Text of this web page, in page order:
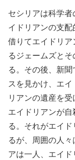
セシリアは科学
イドリアンの支
借りてエイドリ
るジェームズと
る。その後、新
スを見かけ、エ
リアンの遺産を受
エイドリアンが自
る。それがエイ
るが、周囲の人
アは一人、エイ